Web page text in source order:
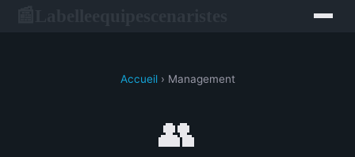
Accueil› Management
👥